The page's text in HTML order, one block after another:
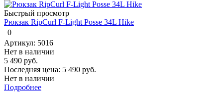
Быстрый просмотр
Рюкзак RipCurl F-Light Posse 34L Hike
0
Артикул: 5016
Нет в наличии
5 490 руб.
Последняя цена: 5 490 руб.
Нет в наличии
Подробнее